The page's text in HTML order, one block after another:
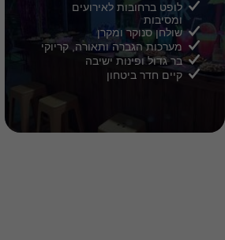
9
לופט ברחובות לאירועים
ומסיבות
שולחן סנוקר ומקרן
מערכות הגברה ותאורה, קריוקי
בר גדול ופינות ישיבה
קיים חדר ביטחון